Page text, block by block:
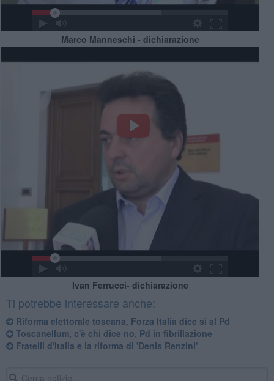
Marco Manneschi - dichiarazione
Ivan Ferrucci- dichiarazione
Ti potrebbe interessare anche:
Riforma elettorale toscana, Forza Italia dice sì al Pd
Toscanellum, c'è chi dice no, Pd in fibrillazione
Fratelli d'Italia e la riforma di 'Denis Renzini'